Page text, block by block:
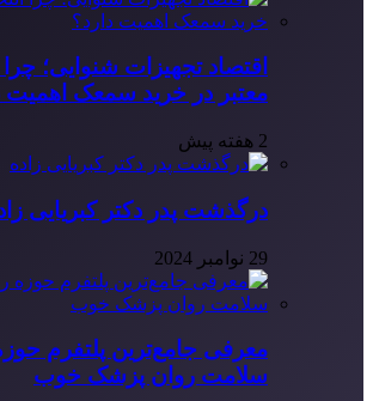
اقتصاد تجهیزات شنوایی؛
معتبر در خرید سمعک اهمیت
2 هفته پیش
درگذشت پدر دکتر کبریایی
29 نوامبر 2024
معرفی جامع‌ترین پلتفرم
سلامت روان پزشک خوب